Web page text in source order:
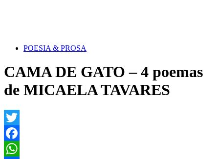
POESIA & PROSA
CAMA DE GATO – 4 poemas
de MICAELA TAVARES
Twitter
Facebook